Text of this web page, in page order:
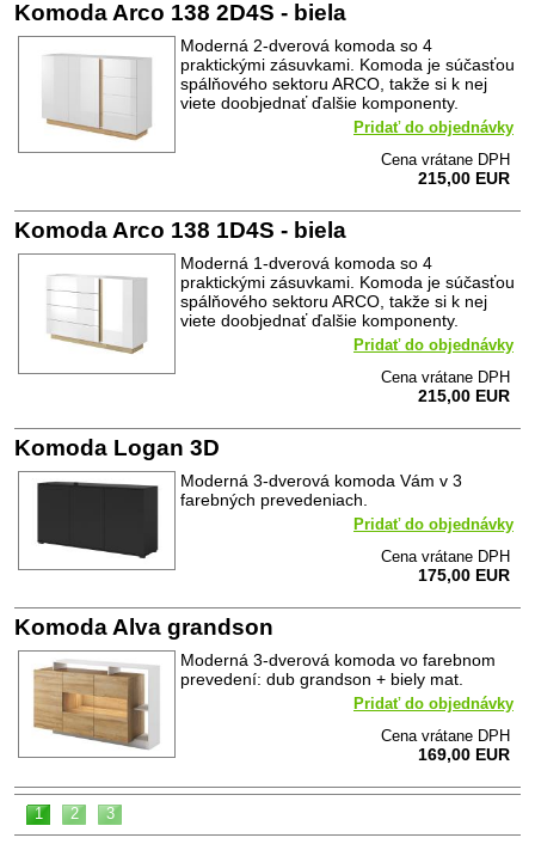
Komoda Arco 138 2D4S - biela
Moderná 2-dverová komoda so 4
praktickými zásuvkami. Komoda je súčasťou
spálňového sektoru ARCO, takže si k nej
viete doobjednať ďalšie komponenty.
Pridať do objednávky
Cena vrátane DPH
215,00 EUR
Komoda Arco 138 1D4S - biela
Moderná 1-dverová komoda so 4
praktickými zásuvkami. Komoda je súčasťou
spálňového sektoru ARCO, takže si k nej
viete doobjednať ďalšie komponenty.
Pridať do objednávky
Cena vrátane DPH
215,00 EUR
Komoda Logan 3D
Moderná 3-dverová komoda Vám v 3
farebných prevedeniach.
Pridať do objednávky
Cena vrátane DPH
175,00 EUR
Komoda Alva grandson
Moderná 3-dverová komoda vo farebnom
prevedení: dub grandson + biely mat.
Pridať do objednávky
Cena vrátane DPH
169,00 EUR
1 2 3